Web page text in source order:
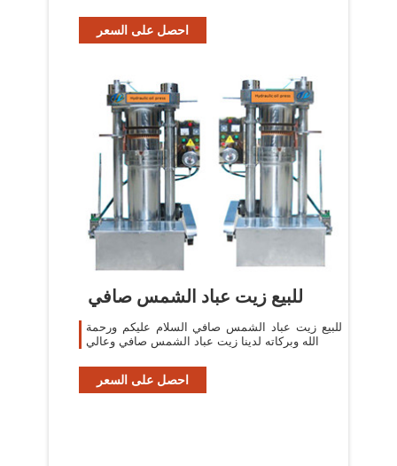
احصل على السعر
للبيع زيت عباد الشمس صافي
للبيع زيت عباد الشمس صافي السلام عليكم ورحمة
الله وبركاته لدينا زيت عباد الشمس صافي وعالي
احصل على السعر